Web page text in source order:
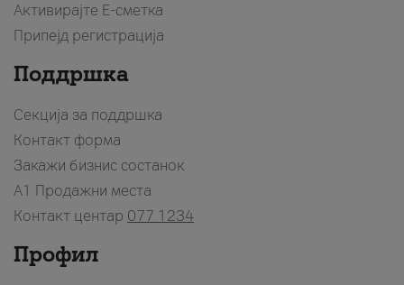
Активирајте Е-сметка
Припејд регистрација
Поддршка
Секција за поддршка
Контакт форма
Закажи бизнис состанок
A1 Продажни места
Контакт центар 077 1234
Профил